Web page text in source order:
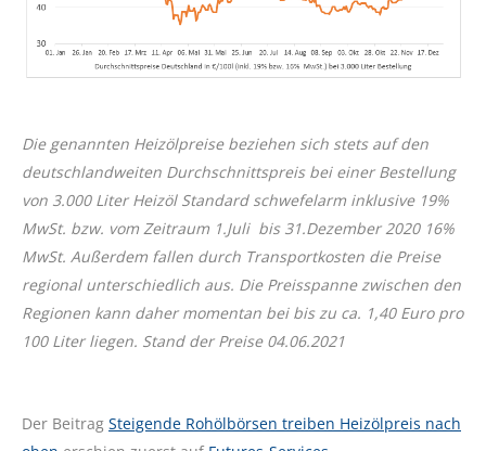
Die genannten Heizölpreise beziehen sich stets auf den
deutschlandweiten Durchschnittspreis bei einer Bestellung
von 3.000 Liter Heizöl Standard schwefelarm inklusive 19%
MwSt. bzw. vom Zeitraum 1.Juli bis 31.Dezember 2020 16%
MwSt. Außerdem fallen durch Transportkosten die Preise
regional unterschiedlich aus. Die Preisspanne zwischen den
Regionen kann daher momentan bei bis zu ca. 1,40 Euro pro
100 Liter liegen. Stand der Preise 04.06.2021
Der Beitrag Steigende Rohölbörsen treiben Heizölpreis nach